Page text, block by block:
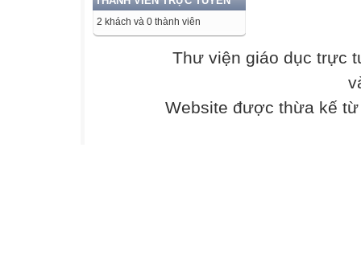
2 khách và 0 thành viên
Thư viện giáo dục trực
Website được thừa kế